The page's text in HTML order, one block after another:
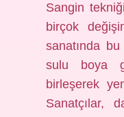
Sangin
birçok
sanatında
sulu boya
birleşerek
Sanatçılar,